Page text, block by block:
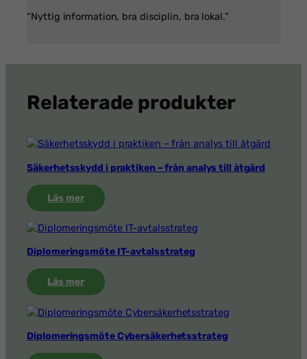
“Nyttig information, bra disciplin, bra lokal.”
Relaterade produkter
Säkerhetsskydd i praktiken – från analys till åtgärd
Läs mer:
Säkerhetsskydd
i
praktiken
–
analys
till
Diplomeringsmöte IT-avtalsstrateg
Läs mer:
Diplomeringsmöte
IT-
avtalsstrateg
Diplomeringsmöte Cybersäkerhetsstrateg